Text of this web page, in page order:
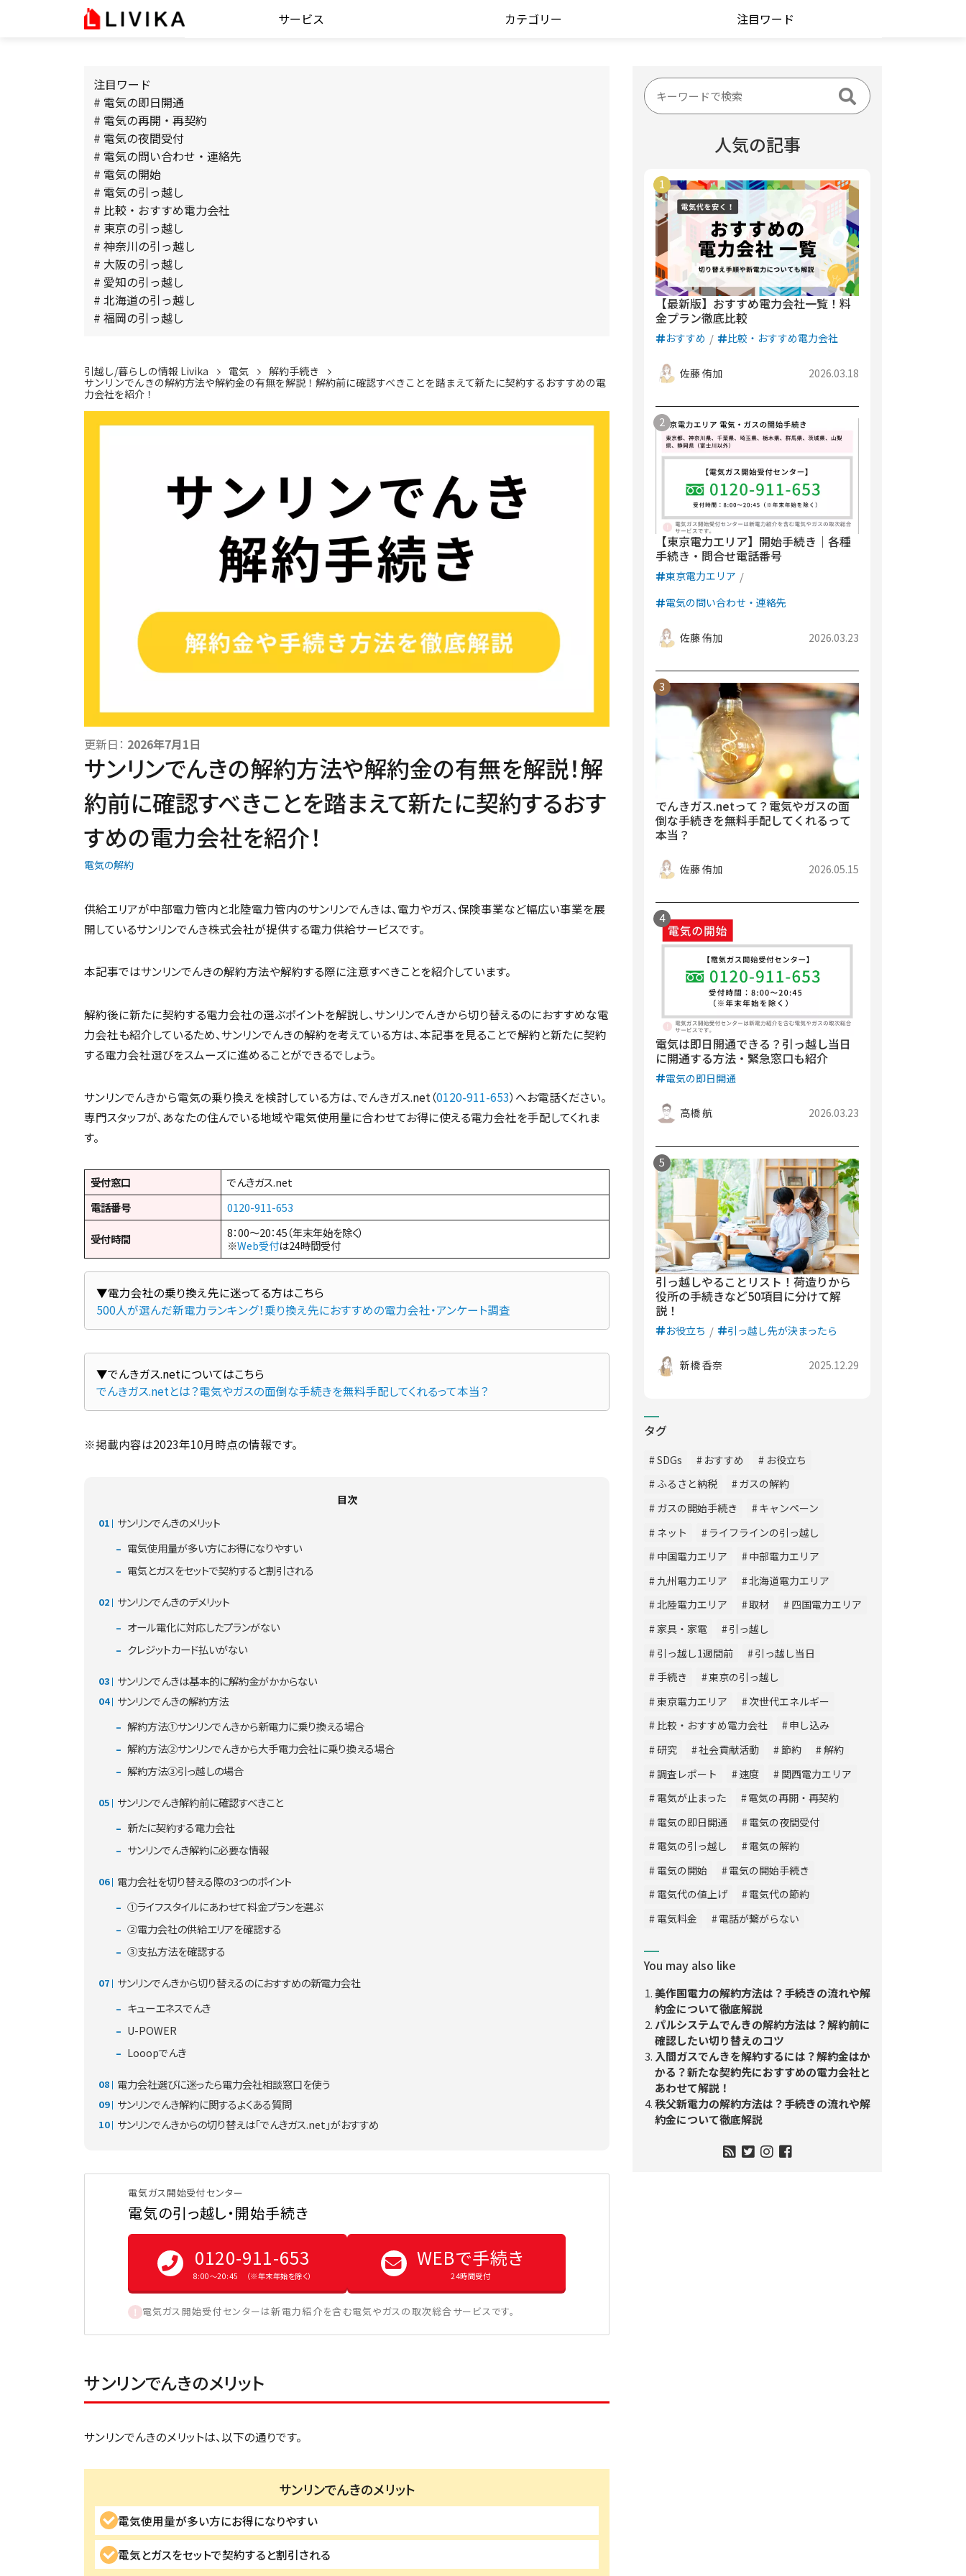
サービス カテゴリー 注目ワード
注目ワード
# 電気の即日開通
# 電気の再開・再契約
# 電気の夜間受付
# 電気の問い合わせ・連絡先
# 電気の開始
# 電気の引っ越し
# 比較・おすすめ電力会社
# 東京の引っ越し
# 神奈川の引っ越し
# 大阪の引っ越し
# 愛知の引っ越し
# 北海道の引っ越し
# 福岡の引っ越し
引越し/暮らしの情報 Livika 電気
解約手続き
サンリンでんきの解約方法や解約金の有無を解説！解約前に確認すべきことを踏まえて新たに契約するおすすめの電
力会社を紹介！
更新日： 2026年7月1日
サンリンでんきの解約方法や解約金の有無を解説！解
約前に確認すべきことを踏まえて新たに契約するおす
すめの電力会社を紹介！
電気の解約
供給エリアが中部電力管内と北陸電力管内のサンリンでんきは、電力やガス、保険事業など幅広い事業を展
開しているサンリンでんき株式会社が提供する電力供給サービスです。
本記事ではサンリンでんきの解約方法や解約する際に注意すべきことを紹介しています。
解約後に新たに契約する電力会社の選ぶポイントを解説し、サンリンでんきから切り替えるのにおすすめな電
力会社も紹介しているため、サンリンでんきの解約を考えている方は、本記事を見ることで解約と新たに契約
する電力会社選びをスムーズに進めることができるでしょう。
サンリンでんきから電気の乗り換えを検討している方は、でんきガス.net（0120-911-653）へお電話ください。
専門スタッフが、あなたの住んでいる地域や電気使用量に合わせてお得に使える電力会社を手配してくれま
す。
受付窓口
でんきガス.net
電話番号
0120-911-653
受付時間
8：00～20：45（年末年始を除く）
※Web受付は24時間受付
500人が選んだ新電力ランキング！乗り換え先におすすめの電力会社・アンケート調査
でんきガス.netとは？電気やガスの面倒な手続きを無料手配してくれるって本当？
※掲載内容は2023年10月時点の情報です。
目次
サンリンでんきのメリット
電気使用量が多い方にお得になりやすい
電気とガスをセットで契約すると割引される
サンリンでんきのデメリット
オール電化に対応したプランがない
クレジットカード払いがない
サンリンでんきは基本的に解約金がかからない
サンリンでんきの解約方法
解約方法①サンリンでんきから新電力に乗り換える場合
解約方法②サンリンでんきから大手電力会社に乗り換える場合
解約方法③引っ越しの場合
サンリンでんき解約前に確認すべきこと
新たに契約する電力会社
サンリンでんき解約に必要な情報
電力会社を切り替える際の3つのポイント
①ライフスタイルにあわせて料金プランを選ぶ
②電力会社の供給エリアを確認する
③支払方法を確認する
サンリンでんきから切り替えるのにおすすめの新電力会社
キューエネスでんき
U-POWER
Looopでんき
電力会社選びに迷ったら電力会社相談窓口を使う
サンリンでんき解約に関するよくある質問
サンリンでんきからの切り替えは「でんきガス.net」がおすすめ
電気ガス開始受付センター
電気の引っ越し・開始手続き
0120-911-653
8:00〜20:45 （※年末年始を除く）
WEBで手続き
24時間受付
電気ガス開始受付センターは新電力紹介を含む電気やガスの取次総合サービスです。
サンリンでんきのメリット
サンリンでんきのメリットは、以下の通りです。
サンリンでんきのメリット
電気使用量が多い方にお得になりやすい
電気とガスをセットで契約すると割引される
人気の記事
【最新版】おすすめ電力会社一覧！料
金プラン徹底比較
おすすめ 比較・おすすめ電力会社
佐藤 侑加 2026.03.18
【東京電力エリア】開始手続き｜各種
手続き・問合せ電話番号
東京電力エリア
電気の問い合わせ・連絡先
佐藤 侑加 2026.03.23
でんきガス.netって？電気やガスの面
倒な手続きを無料手配してくれるって
本当？
佐藤 侑加 2026.05.15
電気は即日開通できる？引っ越し当日
に開通する方法・緊急窓口も紹介
電気の即日開通
高橋 航 2026.03.23
引っ越しやることリスト！荷造りから
役所の手続きなど50項目に分けて解
説！
お役立ち 引っ越し先が決まったら
新橋 香奈 2025.12.29
タグ
SDGs おすすめ
お役立ち
ふるさと納税
ガスの解約
ガスの開始手続き
キャンペーン
ネット
ライフラインの引っ越し
中国電力エリア
中部電力エリア
九州電力エリア
北海道電力エリア
北陸電力エリア
取材
四国電力エリア
家具・家電
引っ越し
引っ越し1週間前
引っ越し当日
手続き
東京の引っ越し
東京電力エリア
次世代エネルギー
比較・おすすめ電力会社
申し込み
研究
社会貢献活動 節約
解約
調査レポート
速度
関西電力エリア
電気が止まった
電気の再開・再契約
電気の即日開通
電気の夜間受付
電気の引っ越し
電気の解約
電気の開始
電気の開始手続き
電気代の値上げ
電気代の節約
電気料金
電話が繋がらない
You may also like
美作国電力の解約方法は？手続きの流れや解
約金について徹底解説
パルシステムでんきの解約方法は？解約前に
確認したい切り替えのコツ
入間ガスでんきを解約するには？解約金はか
かる？新たな契約先におすすめの電力会社と
あわせて解説！
秩父新電力の解約方法は？手続きの流れや解
約金について徹底解説